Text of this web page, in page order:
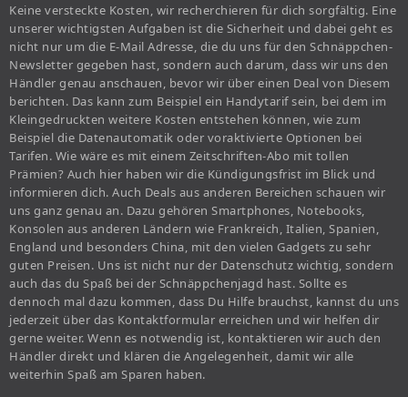
Keine versteckte Kosten, wir recherchieren für dich sorgfältig. Eine
unserer wichtigsten Aufgaben ist die Sicherheit und dabei geht es
nicht nur um die E-Mail Adresse, die du uns für den Schnäppchen-
Newsletter gegeben hast, sondern auch darum, dass wir uns den
Händler genau anschauen, bevor wir über einen Deal von Diesem
berichten. Das kann zum Beispiel ein Handytarif sein, bei dem im
Kleingedruckten weitere Kosten entstehen können, wie zum
Beispiel die Datenautomatik oder voraktivierte Optionen bei
Tarifen. Wie wäre es mit einem Zeitschriften-Abo mit tollen
Prämien? Auch hier haben wir die Kündigungsfrist im Blick und
informieren dich. Auch Deals aus anderen Bereichen schauen wir
uns ganz genau an. Dazu gehören Smartphones, Notebooks,
Konsolen aus anderen Ländern wie Frankreich, Italien, Spanien,
England und besonders China, mit den vielen Gadgets zu sehr
guten Preisen. Uns ist nicht nur der Datenschutz wichtig, sondern
auch das du Spaß bei der Schnäppchenjagd hast. Sollte es
dennoch mal dazu kommen, dass Du Hilfe brauchst, kannst du uns
jederzeit über das Kontaktformular erreichen und wir helfen dir
gerne weiter. Wenn es notwendig ist, kontaktieren wir auch den
Händler direkt und klären die Angelegenheit, damit wir alle
weiterhin Spaß am Sparen haben.